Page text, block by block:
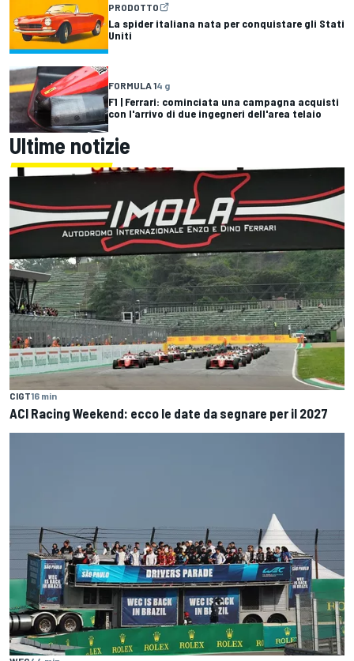
PRODOTTO
La spider italiana nata per conquistare gli Stati
Uniti
FORMULA 14 g
F1 | Ferrari: cominciata una campagna acquisti
con l'arrivo di due ingegneri dell'area telaio
Ultime notizie
CIGT16 min
ACI Racing Weekend: ecco le date da segnare per il 2027